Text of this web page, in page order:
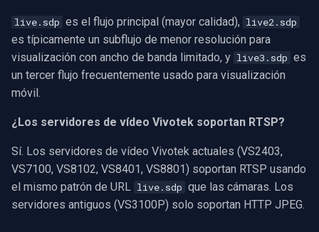
live.sdp es el flujo principal (mayor calidad), live2.sdp
es típicamente un subflujo de menor resolución para
visualización con ancho de banda limitado, y live3.sdp es
un tercer flujo frecuentemente usado para visualización
móvil.
¿Los servidores de vídeo Vivotek soportan RTSP?
Sí. Los servidores de vídeo Vivotek actuales (VS2403,
VS7100, VS8102, VS8401, VS8801) soportan RTSP usando
el mismo patrón de URL live.sdp que las cámaras. Los
servidores antiguos (VS3100P) solo soportan HTTP JPEG.